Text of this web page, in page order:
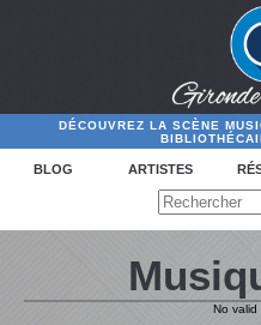
DÉCOUVREZ LA SCÈNE
BLOG ARTISTES
No valid